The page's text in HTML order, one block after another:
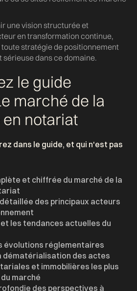
une vision structurée et
en transformation continue,
stratégie de positionnement
sérieuse dans ce domaine.
le guide
marché de la
notariat
dans le guide, et qui n'est pas
et chiffrée du marché de la
des principaux acteurs
les tendances actuelles du
évolutions réglementaires
dématérialisation des actes
et immobilières les plus
marché
des perspectives à